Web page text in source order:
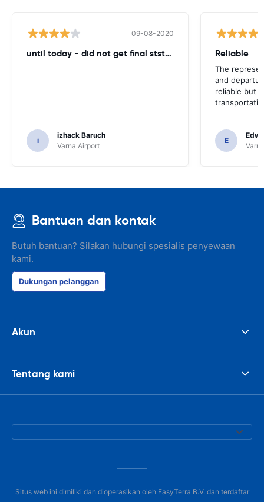
09-08-2020
until today - did not get final ststemant of the rent !!
i
izhack Baruch
Varna Airport
Reliable
The
and
reliable but
E
Bantuan dan kontak
Butuh bantuan? Silakan hubungi spesialis penyewaan
kami.
Dukungan pelanggan
Akun
Tentang kami
Situs web ini dimiliki dan dioperasikan oleh EasyTerra B.V. dan terdaftar